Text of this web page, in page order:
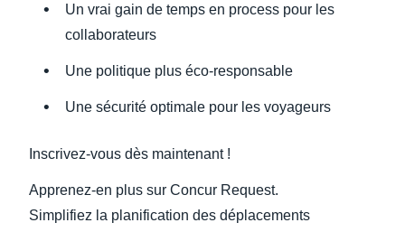
Un vrai gain de temps en process pour les
collaborateurs
Une politique plus éco-responsable
Une sécurité optimale pour les voyageurs
Inscrivez-vous dès maintenant !
Apprenez-en plus sur Concur Request.
Simplifiez la planification des déplacements